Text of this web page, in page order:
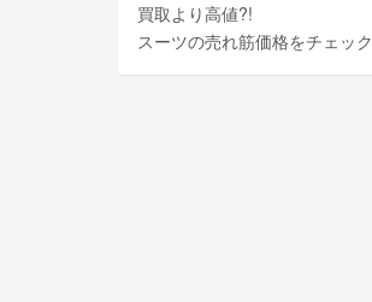
買取より高値?!
スーツの売れ筋価格をチェック